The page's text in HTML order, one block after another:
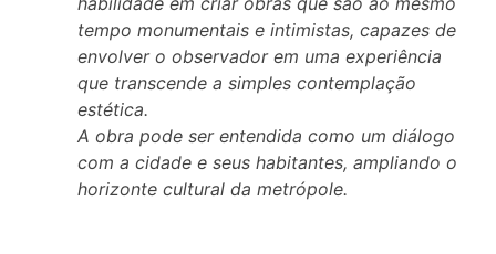
tempo monumentais e intimistas, capazes de
envolver o observador em uma experiência
que transcende a simples contemplação
estética.
A obra pode ser entendida como um diálogo
com a cidade e seus habitantes, ampliando o
horizonte cultural da metrópole.